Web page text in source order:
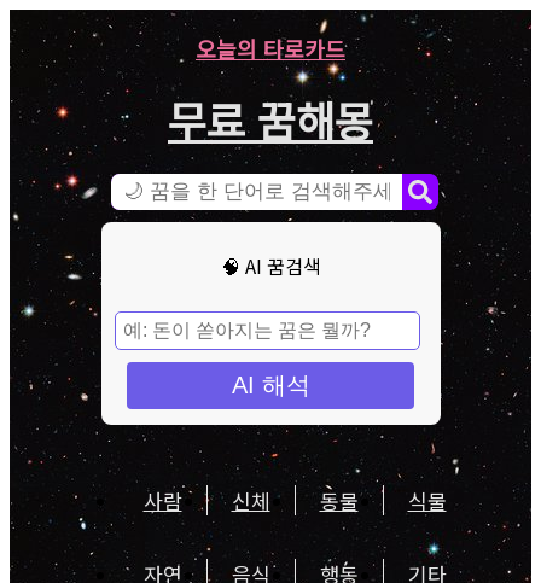
오늘의 타로카드
무료 꿈해몽
🧠 AI 꿈검색
AI 해석
사람 신체 동물 식물
자연 음식 행동 기타